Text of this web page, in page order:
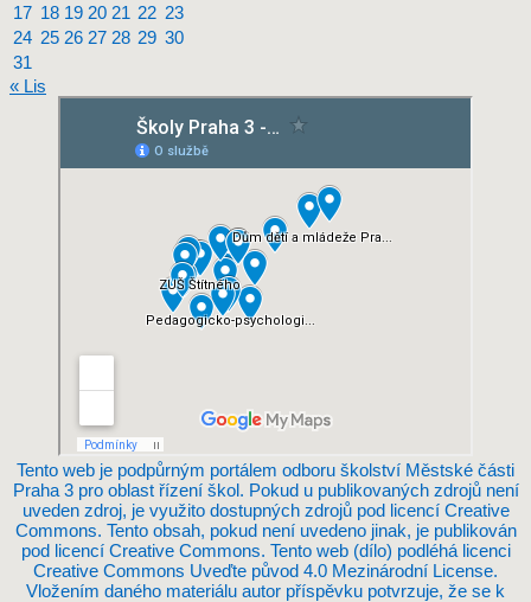
17 18 19 20 21 22 23
24 25 26 27 28 29 30
31
« Lis
Tento web je podpůrným portálem odboru školství Městské části
Praha 3 pro oblast řízení škol. Pokud u publikovaných zdrojů není
uveden zdroj, je využito dostupných zdrojů pod licencí Creative
Commons. Tento obsah, pokud není uvedeno jinak, je publikován
pod licencí Creative Commons. Tento web (dílo) podléhá licenci
Creative Commons Uveďte původ 4.0 Mezinárodní License.
Vložením daného materiálu autor příspěvku potvrzuje, že se k